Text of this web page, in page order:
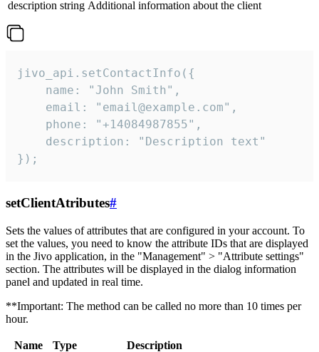
description string Additional information about the client
jivo_api.setContactInfo({
    name: "John Smith",
    email: "email@example.com",
    phone: "+14084987855",
    description: "Description text"
});
setClientAtributes#
Sets the values ​​of attributes that are configured in your account. To
set the values, you need to know the attribute IDs that are displayed
in the Jivo application, in the "Management" > "Attribute settings"
section. The attributes will be displayed in the dialog information
panel and updated in real time.
**Important: The method can be called no more than 10 times per
hour.
Name Type
Description